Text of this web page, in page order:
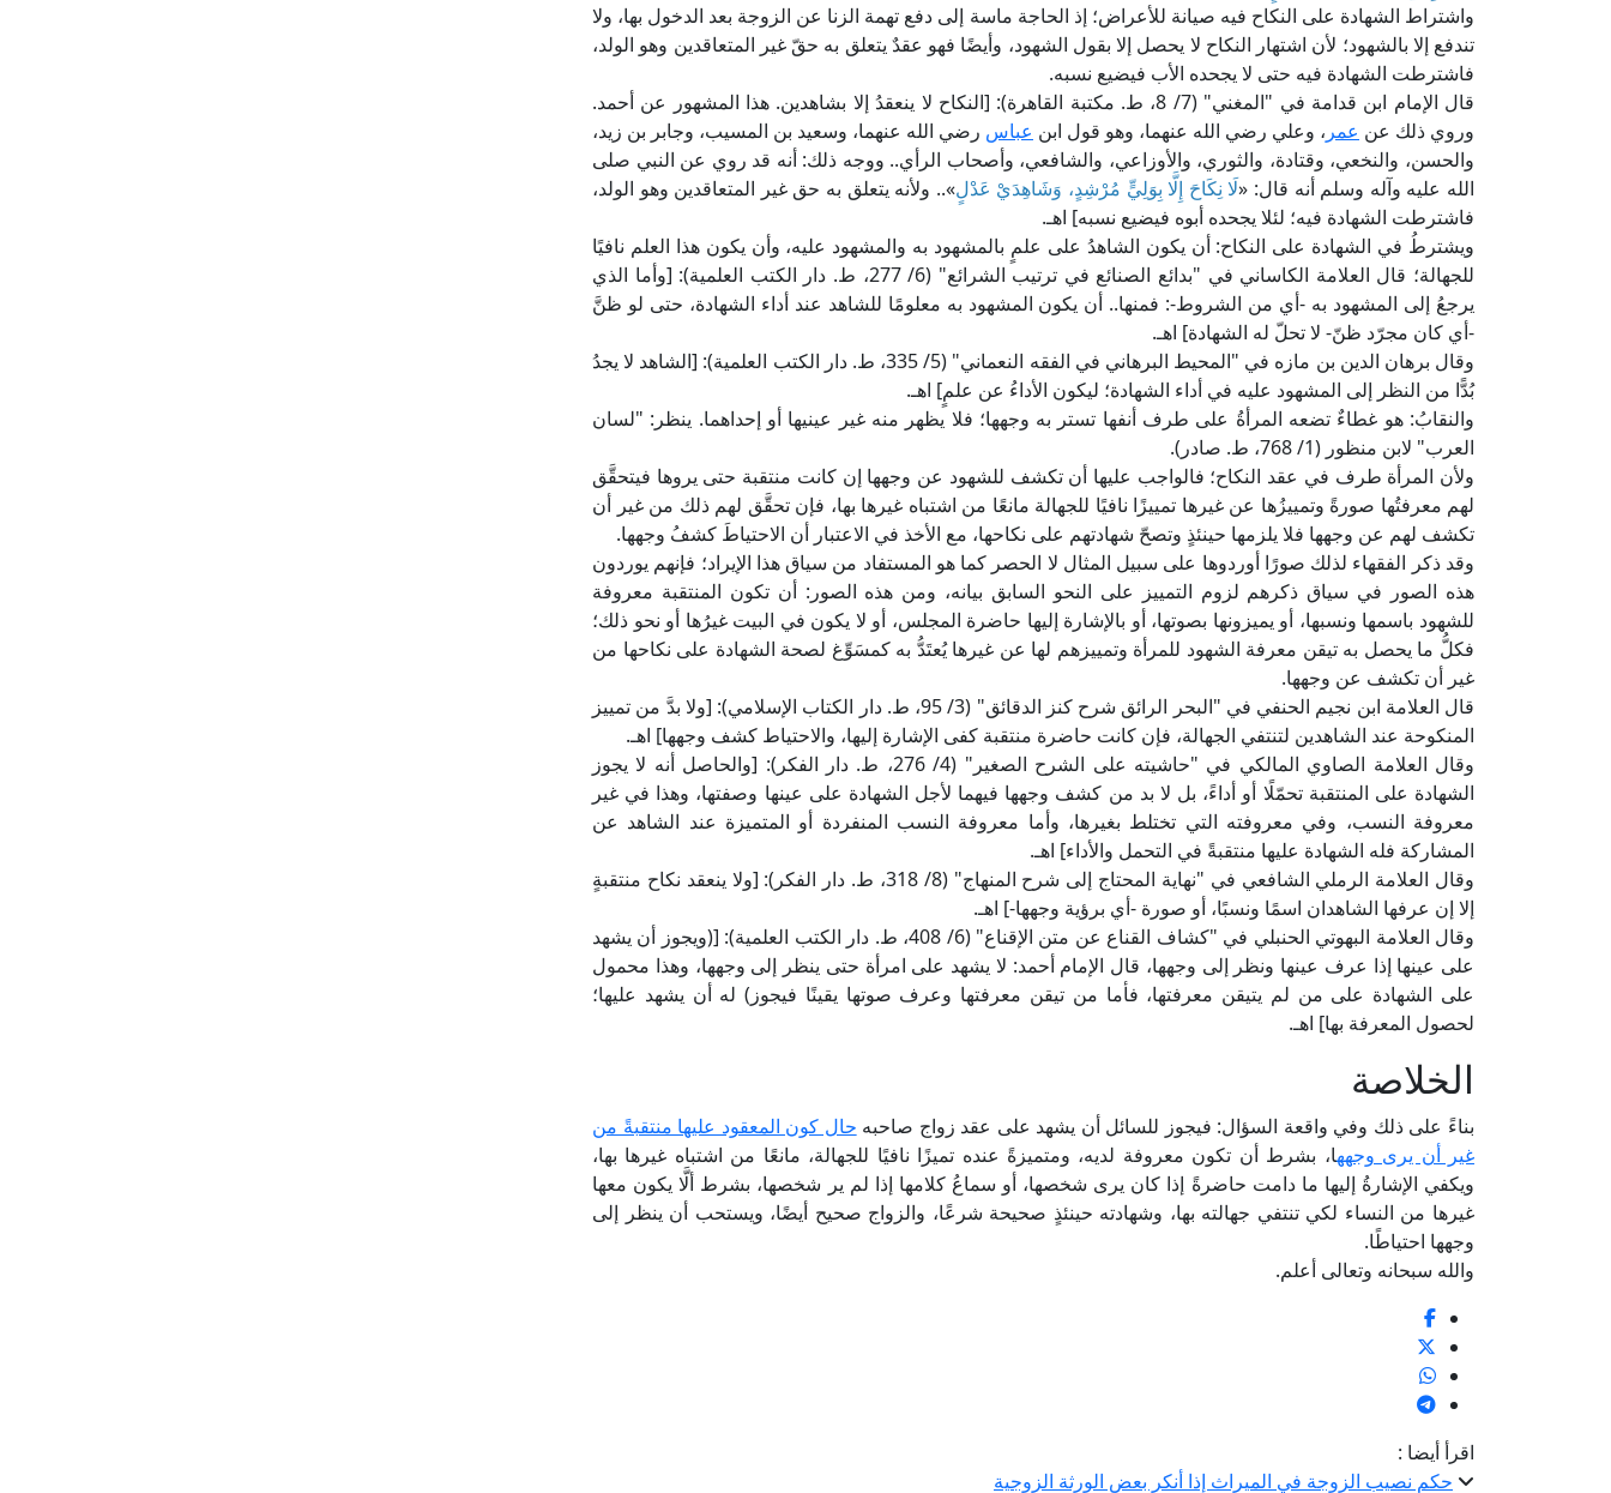
واشتراط الشهادة على النكاح فيه صيانة للأعراض؛ إذ الحاجة ماسة إلى دفع تهمة الزنا عن الزوجة بعد الدخول بها، ولا
تندفع إلا بالشهود؛ لأن اشتهار النكاح لا يحصل إلا بقول الشهود، وأيضًا فهو عقدٌ يتعلق به حقّ غير المتعاقدين وهو الولد،
فاشترطت الشهادة فيه حتى لا يجحده الأب فيضيع نسبه.
قال الإمام ابن قدامة في "المغني" (7/ 8، ط. مكتبة القاهرة): [النكاح لا ينعقدُ إلا بشاهدين. هذا المشهور عن أحمد.
وروي ذلك عن عمر ، وعلي رضي الله عنهما، وهو قول ابن عباس رضي الله عنهما، وسعيد بن المسيب، وجابر بن زيد،
والحسن، والنخعي، وقتادة، والثوري، والأوزاعي، والشافعي، وأصحاب الرأي.. ووجه ذلك: أنه قد روي عن النبي صلى
الله عليه وآله وسلم أنه قال: «لَا نِكَاحَ إِلَّا بِوَلِيٍّ مُرْشِدٍ، وَشَاهِدَيْ عَدْلٍ».. ولأنه يتعلق به حق غير المتعاقدين وهو الولد،
فاشترطت الشهادة فيه؛ لئلا يجحده أبوه فيضيع نسبه] اهـ.
ويشترطُ في الشهادة على النكاح: أن يكون الشاهدُ على علمٍ بالمشهود به والمشهود عليه، وأن يكون هذا العلم نافيًا
للجهالة؛ قال العلامة الكاساني في "بدائع الصنائع في ترتيب الشرائع" (6/ 277، ط. دار الكتب العلمية): [وأما الذي
يرجعُ إلى المشهود به -أي من الشروط-: فمنها.. أن يكون المشهود به معلومًا للشاهد عند أداء الشهادة، حتى لو ظنَّ
-أي كان مجرّد ظنّ- لا تحلّ له الشهادة] اهـ.
وقال برهان الدين بن مازه في "المحيط البرهاني في الفقه النعماني" (5/ 335، ط. دار الكتب العلمية): [الشاهد لا يجدُ
بُدًّا من النظر إلى المشهود عليه في أداء الشهادة؛ ليكون الأداءُ عن علمٍ] اهـ.
والنقابُ: هو غطاءٌ تضعه المرأةُ على طرف أنفها تستر به وجهها؛ فلا يظهر منه غير عينيها أو إحداهما. ينظر: "لسان
العرب" لابن منظور (1/ 768، ط. صادر).
ولأن المرأة طرف في عقد النكاح؛ فالواجب عليها أن تكشف للشهود عن وجهها إن كانت منتقبة حتى يروها فيتحقَّق
لهم معرفتُها صورةً وتمييزُها عن غيرها تمييزًا نافيًا للجهالة مانعًا من اشتباه غيرها بها، فإن تحقَّق لهم ذلك من غير أن
تكشف لهم عن وجهها فلا يلزمها حينئذٍ وتصحّ شهادتهم على نكاحها، مع الأخذ في الاعتبار أن الاحتياطَ كشفُ وجهها.
وقد ذكر الفقهاء لذلك صورًا أوردوها على سبيل المثال لا الحصر كما هو المستفاد من سياق هذا الإيراد؛ فإنهم يوردون
هذه الصور في سياق ذكرهم لزوم التمييز على النحو السابق بيانه، ومن هذه الصور: أن تكون المنتقبة معروفة
للشهود باسمها ونسبها، أو يميزونها بصوتها، أو بالإشارة إليها حاضرة المجلس، أو لا يكون في البيت غيرُها أو نحو ذلك؛
فكلُّ ما يحصل به تيقن معرفة الشهود للمرأة وتمييزهم لها عن غيرها يُعتَدُّ به كمسَوِّغ لصحة الشهادة على نكاحها من
غير أن تكشف عن وجهها.
قال العلامة ابن نجيم الحنفي في "البحر الرائق شرح كنز الدقائق" (3/ 95، ط. دار الكتاب الإسلامي): [ولا بدَّ من تمييز
المنكوحة عند الشاهدين لتنتفي الجهالة، فإن كانت حاضرة منتقبة كفى الإشارة إليها، والاحتياط كشف وجهها] اهـ.
وقال العلامة الصاوي المالكي في "حاشيته على الشرح الصغير" (4/ 276، ط. دار الفكر): [والحاصل أنه لا يجوز
الشهادة على المنتقبة تحمّلًا أو أداءً، بل لا بد من كشف وجهها فيهما لأجل الشهادة على عينها وصفتها، وهذا في غير
معروفة النسب، وفي معروفته التي تختلط بغيرها، وأما معروفة النسب المنفردة أو المتميزة عند الشاهد عن
المشاركة فله الشهادة عليها منتقبةً في التحمل والأداء] اهـ.
وقال العلامة الرملي الشافعي في "نهاية المحتاج إلى شرح المنهاج" (8/ 318، ط. دار الفكر): [ولا ينعقد نكاح منتقبةٍ
إلا إن عرفها الشاهدان اسمًا ونسبًا، أو صورة -أي برؤية وجهها-] اهـ.
وقال العلامة البهوتي الحنبلي في "كشاف القناع عن متن الإقناع" (6/ 408، ط. دار الكتب العلمية): [(ويجوز أن يشهد
على عينها إذا عرف عينها ونظر إلى وجهها، قال الإمام أحمد: لا يشهد على امرأة حتى ينظر إلى وجهها، وهذا محمول
على الشهادة على من لم يتيقن معرفتها، فأما من تيقن معرفتها وعرف صوتها يقينًا فيجوز) له أن يشهد عليها؛
لحصول المعرفة بها] اهـ.
الخلاصة
بناءً على ذلك وفي واقعة السؤال: فيجوز للسائل أن يشهد على عقد زواج صاحبه حال كون المعقود عليها منتقبةً من
غير أن يرى وجهها، بشرط أن تكون معروفة لديه، ومتميزةً عنده تميزًا نافيًا للجهالة، مانعًا من اشتباه غيرها بها،
ويكفي الإشارةُ إليها ما دامت حاضرةً إذا كان يرى شخصها، أو سماعُ كلامها إذا لم ير شخصها، بشرط ألَّا يكون معها
غيرها من النساء لكي تنتفي جهالته بها، وشهادته حينئذٍ صحيحة شرعًا، والزواج صحيح أيضًا، ويستحب أن ينظر إلى
وجهها احتياطًا.
والله سبحانه وتعالى أعلم.
اقرأ أيضا :
حكم نصيب الزوجة في الميراث إذا أنكر بعض الورثة الزوجية